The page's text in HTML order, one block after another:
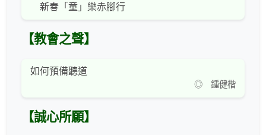
新春「童」樂赤腳行
【教會之聲】
如何預備聽道
◎ 鍾健楷
【誠心所願】